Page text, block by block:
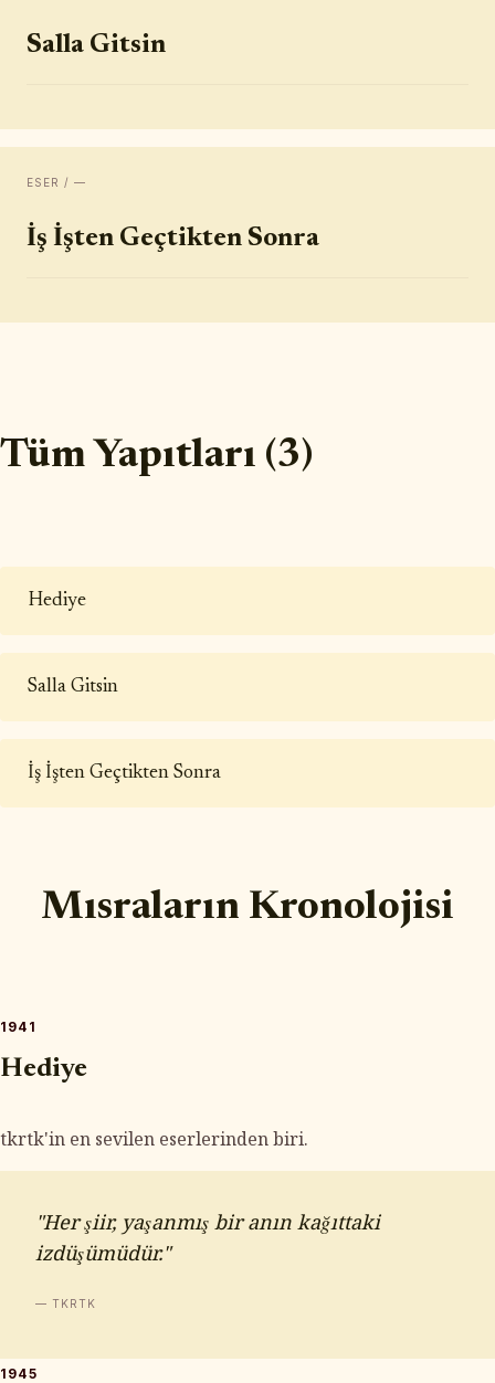
Salla Gitsin
ESER / —
İş İşten Geçtikten Sonra
Tüm Yapıtları (3)
Hediye
Salla Gitsin
İş İşten Geçtikten Sonra
Mısraların Kronolojisi
1941
Hediye
tkrtk'in en sevilen eserlerinden biri.
"Her şiir, yaşanmış bir anın kağıttaki
izdüşümüdür."
— TKRTK
1945